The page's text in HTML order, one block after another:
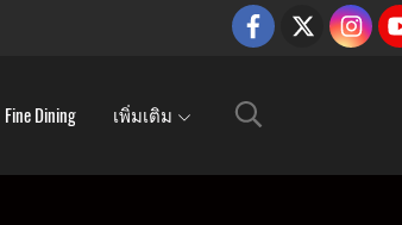
Fine Dining เพิ่มเติม